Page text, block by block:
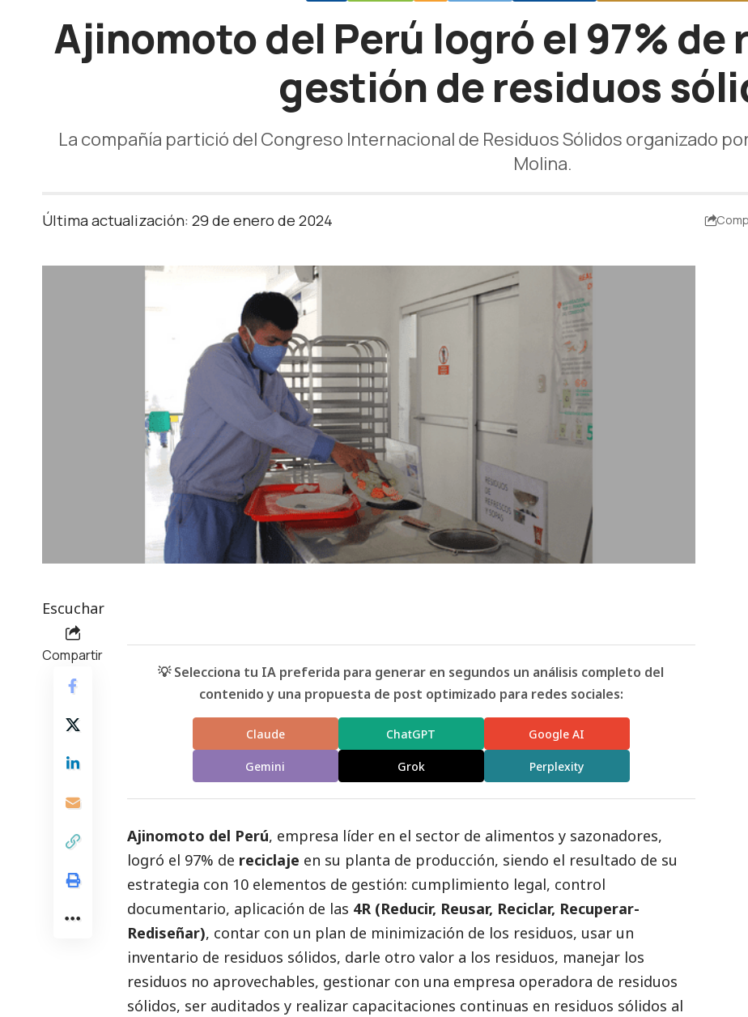
Ajinomoto del Perú logró el 97% de
gestión de residuos
La compañía partició del Congreso Internacional de Residuos Sólidos organizado
Molina.
Última actualización: 29 de enero de 2024
Escuchar
Compartir
💡 Selecciona tu IA preferida para generar en segundos un análisis completo del
contenido y una propuesta de post optimizado para redes sociales:
Claude ChatGPT Google AI
Gemini Grok Perplexity
Ajinomoto del Perú, empresa líder en el sector de alimentos y sazonadores,
logró el 97% de reciclaje en su planta de producción, siendo el resultado de su
estrategia con 10 elementos de gestión: cumplimiento legal, control
documentario, aplicación de las 4R (Reducir, Reusar, Reciclar, Recuperar-
Rediseñar), contar con un plan de minimización de los residuos, usar un
inventario de residuos sólidos, darle otro valor a los residuos, manejar los
residuos no aprovechables, gestionar con una empresa operadora de residuos
sólidos, ser auditados y realizar capacitaciones continuas en residuos sólidos al